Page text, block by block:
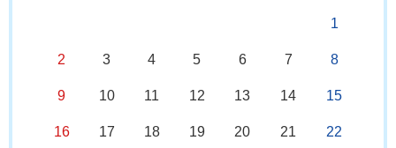
1
2 3 4 5 6 7 8
9 10 11 12 13 14 15
16 17 18 19 20 21 22